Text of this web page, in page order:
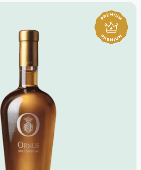
Waldbeeren, Tabak, Kirsch
Tannine, lange anhaltend,